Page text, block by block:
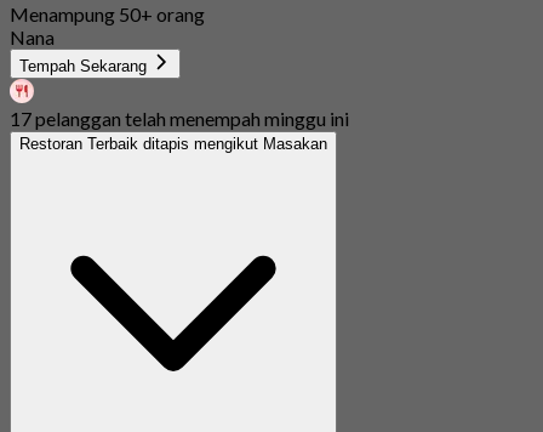
Menampung 50+ orang
Nana
Tempah Sekarang
17 pelanggan telah menempah minggu ini
Restoran Terbaik ditapis mengikut Masakan